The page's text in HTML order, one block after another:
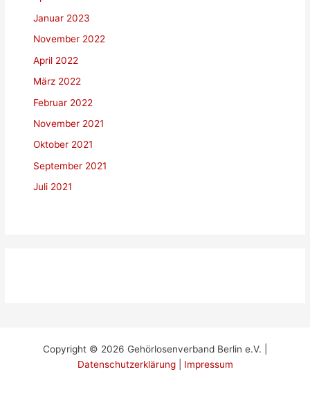
Januar 2023
November 2022
April 2022
März 2022
Februar 2022
November 2021
Oktober 2021
September 2021
Juli 2021
Copyright © 2026 Gehörlosenverband Berlin e.V. |
Datenschutzerklärung| Impressum